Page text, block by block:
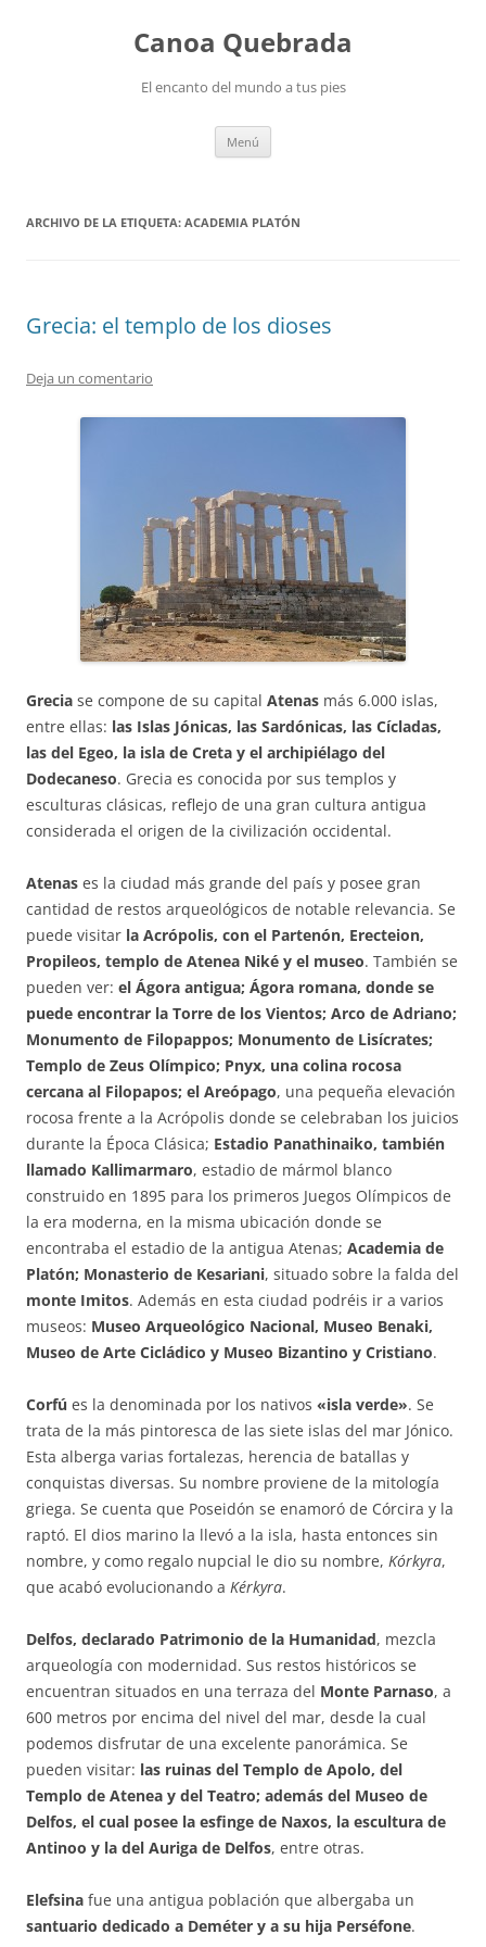
Canoa Quebrada
El encanto del mundo a tus pies
Menú
ARCHIVO DE LA ETIQUETA: ACADEMIA PLATÓN
Grecia: el templo de los dioses
Deja un comentario
Grecia se compone de su capital Atenas más 6.000 islas,
entre ellas: las Islas Jónicas, las Sardónicas, las Cícladas,
las del Egeo, la isla de Creta y el archipiélago del
Dodecaneso. Grecia es conocida por sus templos y
esculturas clásicas, reflejo de una gran cultura antigua
considerada el origen de la civilización occidental.
Atenas es la ciudad más grande del país y posee gran
cantidad de restos arqueológicos de notable relevancia. Se
puede visitar la Acrópolis, con el Partenón, Erecteion,
Propileos, templo de Atenea Niké y el museo. También se
pueden ver: el Ágora antigua; Ágora romana, donde se
puede encontrar la Torre de los Vientos; Arco de Adriano;
Monumento de Filopappos; Monumento de Lisícrates;
Templo de Zeus Olímpico; Pnyx, una colina rocosa
cercana al Filopapos; el Areópago, una pequeña elevación
rocosa frente a la Acrópolis donde se celebraban los juicios
durante la Época Clásica; Estadio Panathinaiko, también
llamado Kallimarmaro, estadio de mármol blanco
construido en 1895 para los primeros Juegos Olímpicos de
la era moderna, en la misma ubicación donde se
encontraba el estadio de la antigua Atenas; Academia de
Platón; Monasterio de Kesariani, situado sobre la falda del
monte Imitos. Además en esta ciudad podréis ir a varios
museos: Museo Arqueológico Nacional, Museo Benaki,
Museo de Arte Cicládico y Museo Bizantino y Cristiano.
Corfú es la denominada por los nativos «isla verde». Se
trata de la más pintoresca de las siete islas del mar Jónico.
Esta alberga varias fortalezas, herencia de batallas y
conquistas diversas. Su nombre proviene de la mitología
griega. Se cuenta que Poseidón se enamoró de Córcira y la
raptó. El dios marino la llevó a la isla, hasta entonces sin
nombre, y como regalo nupcial le dio su nombre, Kórkyra,
que acabó evolucionando a Kérkyra.
Delfos, declarado Patrimonio de la Humanidad, mezcla
arqueología con modernidad. Sus restos históricos se
encuentran situados en una terraza del Monte Parnaso, a
600 metros por encima del nivel del mar, desde la cual
podemos disfrutar de una excelente panorámica. Se
pueden visitar: las ruinas del Templo de Apolo, del
Templo de Atenea y del Teatro; además del Museo de
Delfos, el cual posee la esfinge de Naxos, la escultura de
Antinoo y la del Auriga de Delfos, entre otras.
Elefsina fue una antigua población que albergaba un
santuario dedicado a Deméter y a su hija Perséfone.